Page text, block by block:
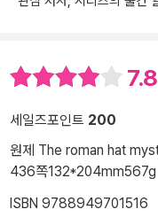
7.8
세일즈포인트 200
원제 The roman hat
436쪽132*204mm567g
ISBN 9788949701516